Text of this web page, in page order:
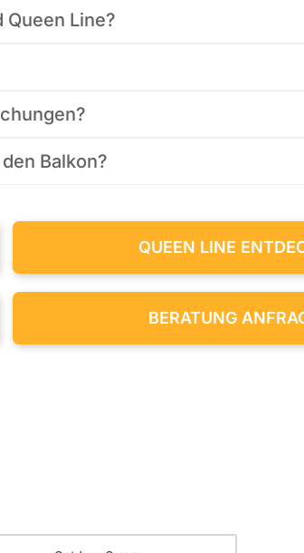
Line?
Balkon?
QUEEN LINE
BERATUNG